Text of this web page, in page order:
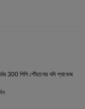
300 পিসি পৌঁছানোর যদি প্যাকেজ